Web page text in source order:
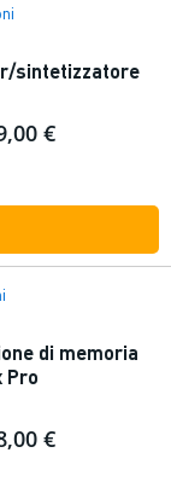
sintetizzatore
€
di memoria
Pro
€